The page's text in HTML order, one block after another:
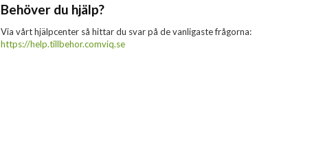
Behöver du hjälp?
Via vårt hjälpcenter så hittar du svar på de vanligaste frågorna:
https://help.tillbehor.comviq.se